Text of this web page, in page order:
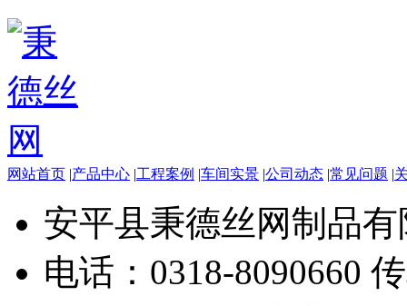
网站首页 |产品中心 |工程案例 |车间实景 |公司动态 |常见问题 |
安平县秉德丝网制品
电话：0318-8090660